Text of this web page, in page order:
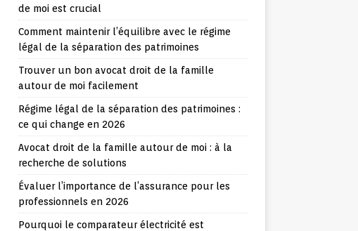
de moi est crucial
Comment maintenir l’équilibre avec le régime
légal de la séparation des patrimoines
Trouver un bon avocat droit de la famille
autour de moi facilement
Régime légal de la séparation des patrimoines :
ce qui change en 2026
Avocat droit de la famille autour de moi : à la
recherche de solutions
Évaluer l’importance de l’assurance pour les
professionnels en 2026
Pourquoi le comparateur électricité est